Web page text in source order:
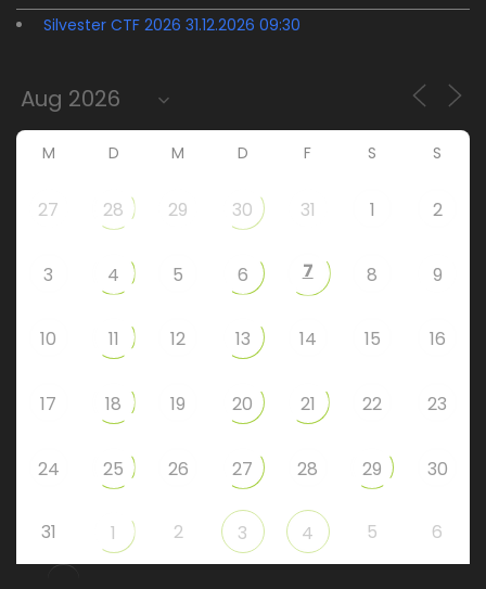
Silvester CTF 2026 31.12.2026 09:30
M D M D F S S
27 28 29 30 31 1 2
3 4 5 6 7 8 9
10 11 12 13 14 15 16
17 18 19 20 21 22 23
24 25 26 27 28 29 30
31 1 2 3 4 5 6